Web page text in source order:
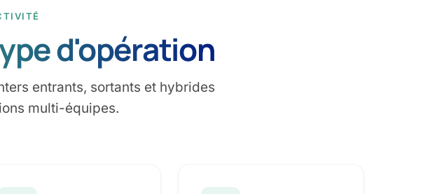
d'opération
entrants, sortants et hybrides
multi-équipes.